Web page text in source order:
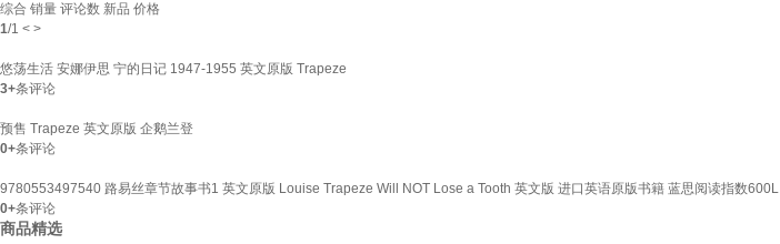
综合 销量 评论数 新品 价格
1/1 < >
悠荡生活 安娜伊思 宁的日记 1947-1955 英文原版 Trapeze
3+条评论
预售 Trapeze 英文原版 企鹅兰登
0+条评论
9780553497540 路易丝章节故事书1 英文原版 Louise Trapeze Will NOT Lose a Tooth 英文版 进口英语原版书籍 蓝思阅读指数600L
0+条评论
商品精选